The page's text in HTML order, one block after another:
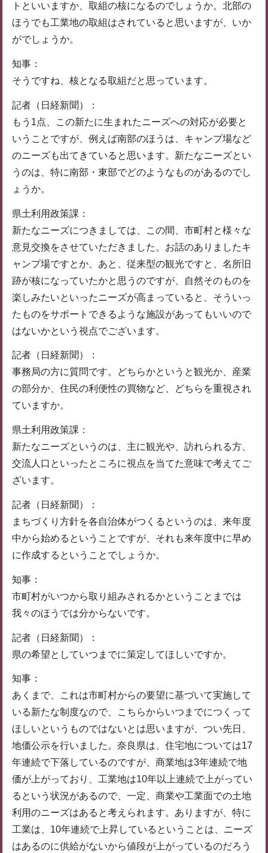
トといいますか、取組の核になるのでしょうか。北部の
ほうでも工業地の取組はされていると思いますが、いか
がでしょうか。
知事：
そうですね、核となる取組だと思っています。
記者（日経新聞）：
もう1点、この新たに生まれたニーズへの対応が必要と
いうことですが、例えば南部のほうは、キャンプ場など
のニーズも出てきていると思います。新たなニーズとい
うのは、特に南部・東部でどのようなものがあるのでし
ょうか。
県土利用政策課：
新たなニーズにつきましては、この間、市町村と様々な
意見交換をさせていただきました。お話のありましたキ
ャンプ場ですとか、あと、従来型の観光ですと、名所旧
跡が核になっていたかと思うのですが、自然そのものを
楽しみたいといったニーズが高まっていると、そういっ
たものをサポートできるような施設があってもいいので
はないかという視点でございます。
記者（日経新聞）：
事務局の方に質問です。どちらかというと観光か、産業
の部分か、住民の利便性の買物など、どちらを重視され
ていますか。
県土利用政策課：
新たなニーズというのは、主に観光や、訪れられる方、
交流人口といったところに視点を当てた意味で考えてご
ざいます。
記者（日経新聞）：
まちづくり方針を各自治体がつくるというのは、来年度
中から始めるということですが、それも来年度中に早め
に作成するということでしょうか。
知事：
市町村がいつから取り組みされるかということまでは
我々のほうでは分からないです。
記者（日経新聞）：
県の希望としていつまでに策定してほしいですか。
知事：
あくまで、これは市町村からの要望に基づいて実施して
いる新たな制度なので、こちらからいつまでにつくって
ほしいというものではないとは思いますが、つい先日、
地価公示を行いました。奈良県は、住宅地については17
年連続で下落しているのですが、商業地は3年連続で地
価が上がっており、工業地は10年以上連続で上がってい
るという状況があるので、一定、商業や工業面での土地
利用のニーズはあると考えられます。ありますが、特に
工業は、10年連続で上昇しているということは、ニーズ
はあるのに供給がないから値段が上がっているのだろう